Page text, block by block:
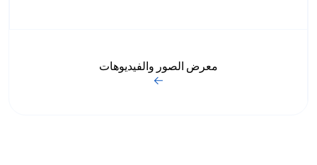
معرض الصور والفيديوهات